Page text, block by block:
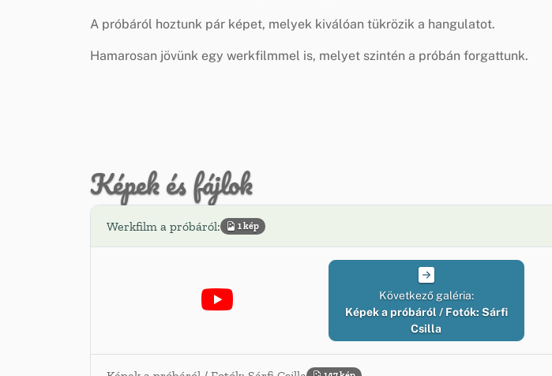
A próbáról hoztunk pár képet, melyek kiválóan tükrözik a hangulatot.
Hamarosan jövünk egy werkfilmmel is, melyet szintén a próbán forgattunk.
Képek és fájlok
Werkfilm a próbáról: 1 kép
Következő galéria:
Képek a próbáról / Fotók: Sárfi
Csilla